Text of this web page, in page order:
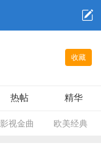
收藏
热帖 精华
影视金曲 欧美经典